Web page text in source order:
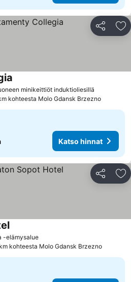
Jaa
minikeittiöt induktioliesillä
kohteesta Molo Gdansk Brzezno
Katso hinnat
Jaa
-elämysalueKatso hinnat
Katso hinnat
kohteesta Molo Gdansk Brzezno